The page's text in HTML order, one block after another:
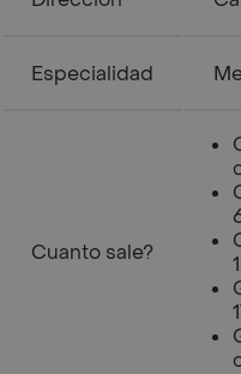
Especialidad
Cuanto sale?